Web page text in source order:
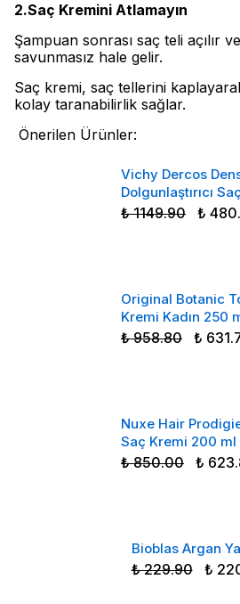
2.Saç Kremini Atlamayın
Şampuan sonrası saç teli açılır
savunmasız hale gelir.
Saç kremi, saç tellerini
kolay taranabilirlik sağlar.
Önerilen Ürünler:
Vichy Dercos
Dolgunlaştırıcı
₺ 1149.90 ₺
Original Botanic
Kremi Kadın 250
₺ 958.80 ₺
Nuxe Hair
Saç Kremi 200 ml
₺ 850.00 ₺
Bioblas Argan
₺ 229.90 ₺